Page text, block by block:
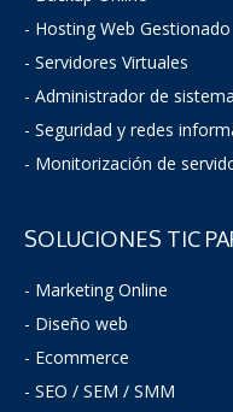
- Hosting Web Gestionado
- Servidores Virtuales
- Administrador de
- Seguridad y redes
- Monitorización de
SOLUCIONES TIC
- Marketing Online
- Diseño web
- Ecommerce
- SEO / SEM / SMM